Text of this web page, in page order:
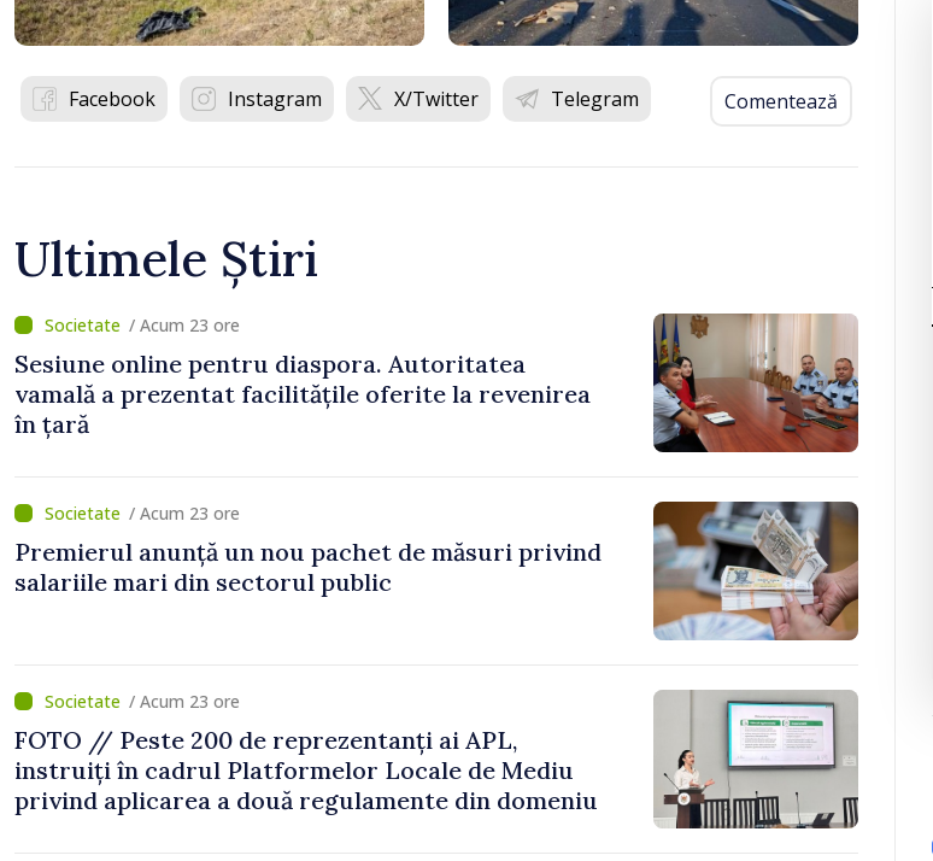
Facebook Instagram X/Twitter Telegram Comentează
Ultimele Știri
/ Acum 23 ore
Sesiune online pentru diaspora. Autoritatea
vamală a prezentat facilitățile oferite la revenirea
în țară
/ Acum 23 ore
Premierul anunță un nou pachet de măsuri privind
salariile mari din sectorul public
/ Acum 23 ore
FOTO // Peste 200 de reprezentanți ai APL,
instruiți în cadrul Platformelor Locale de Mediu
privind aplicarea a două regulamente din domeniu